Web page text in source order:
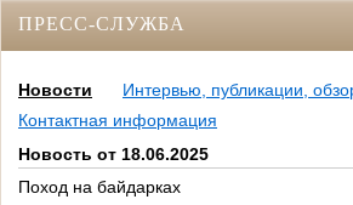
ПРЕСС-СЛУЖБА
Новости
Интервью, публикации,
Контактная информация
Новость от 18.06.2025
Поход на байдарках